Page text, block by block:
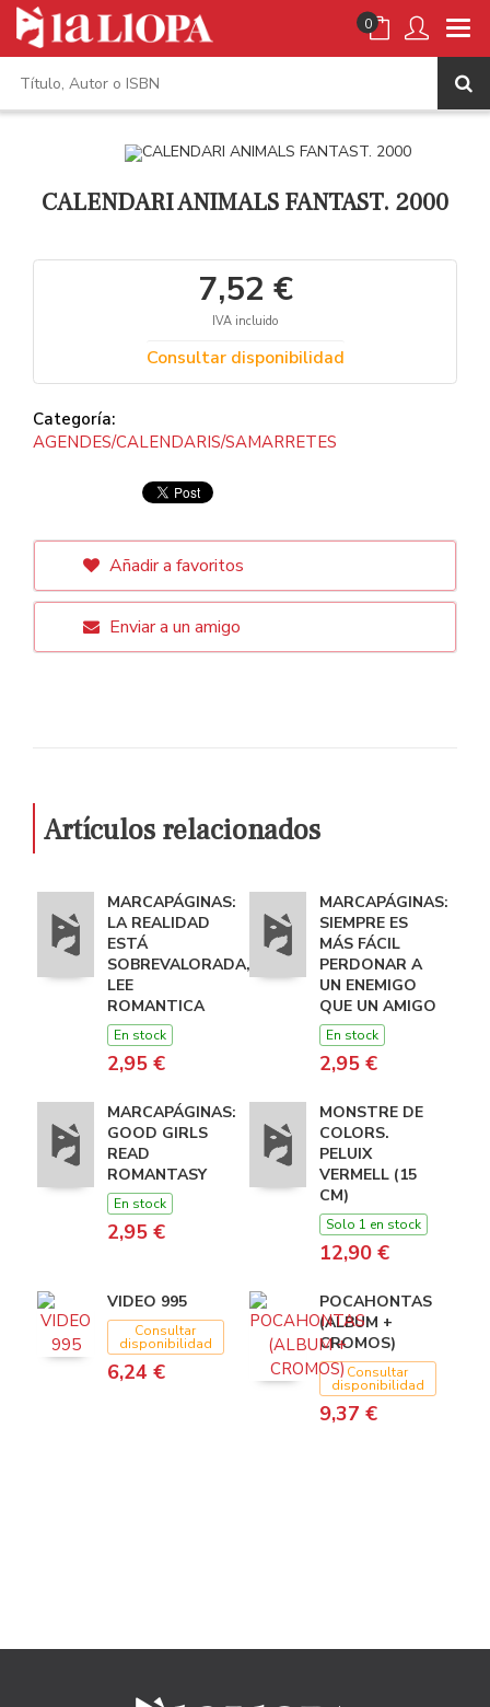
0
CALENDARI ANIMALS FANTAST. 2000
7,52 €
IVA incluido
Consultar disponibilidad
Categoría:
AGENDES/CALENDARIS/SAMARRETES
Añadir a favoritos
Enviar a un amigo
Artículos relacionados
MARCAPÁGINAS:
LA REALIDAD
ESTÁ
SOBREVALORADA,
LEE
ROMANTICA
En stock
2,95 €
MARCAPÁGINAS:
SIEMPRE ES
MÁS FÁCIL
PERDONAR A
UN ENEMIGO
QUE UN AMIGO
En stock
2,95 €
MARCAPÁGINAS:
GOOD GIRLS
READ
ROMANTASY
En stock
2,95 €
MONSTRE DE
COLORS.
PELUIX
VERMELL (15
CM)
Solo 1 en stock
12,90 €
VIDEO 995
Consultar
disponibilidad
6,24 €
POCAHONTAS
(ALBUM +
CROMOS)
Consultar
disponibilidad
9,37 €